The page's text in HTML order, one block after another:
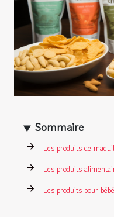
Sommaire
Les produits de
Les produits
Les produits pour